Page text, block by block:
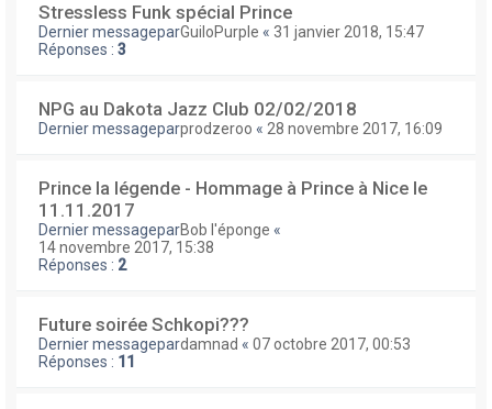
Stressless Funk spécial Prince
Dernier messageparGuiloPurple « 31 janvier 2018, 15:47
Réponses : 3
NPG au Dakota Jazz Club 02/02/2018
Dernier messageparprodzeroo « 28 novembre 2017, 16:09
Prince la légende - Hommage à Prince à Nice le
11.11.2017
Dernier messageparBob l'éponge «
14 novembre 2017, 15:38
Réponses : 2
Future soirée Schkopi???
Dernier messagepardamnad « 07 octobre 2017, 00:53
Réponses : 11